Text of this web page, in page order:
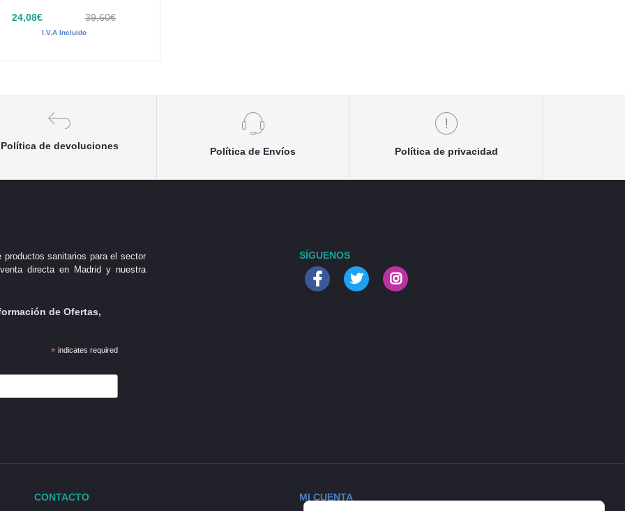
24,08€ 39,60€
I.V.A Incluido
Política de devoluciones
Política de Envíos Política de privacidad
sanitarios para el sector
directa en Madrid y nuestra
de Ofertas,
* indicates required
SÍGUENOS
CONTACTO MI CUENTA